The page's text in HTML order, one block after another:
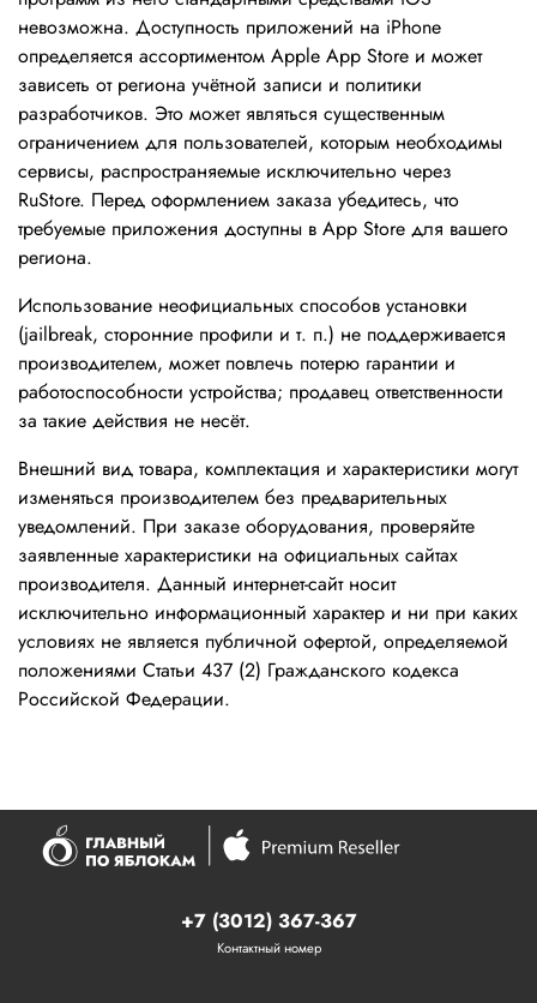
невозможна. Доступность приложений на iPhone
определяется ассортиментом Apple App Store и может
зависеть от региона учётной записи и политики
разработчиков. Это может являться существенным
ограничением для пользователей, которым необходимы
сервисы, распространяемые исключительно через
RuStore. Перед оформлением заказа убедитесь, что
требуемые приложения доступны в App Store для вашего
региона.
Использование неофициальных способов установки
(jailbreak, сторонние профили и т. п.) не поддерживается
производителем, может повлечь потерю гарантии и
работоспособности устройства; продавец ответственности
за такие действия не несёт.
Внешний вид товара, комплектация и характеристики могут
изменяться производителем без предварительных
уведомлений. При заказе оборудования, проверяйте
заявленные характеристики на официальных сайтах
производителя. Данный интернет-сайт носит
исключительно информационный характер и ни при каких
условиях не является публичной офертой, определяемой
положениями Статьи 437 (2) Гражданского кодекса
Российской Федерации.
+7 (3012) 367-367
Контактный номер